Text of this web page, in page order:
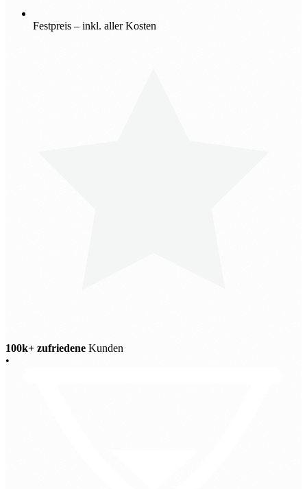
Festpreis – inkl. aller Kosten
100k+ zufriedene Kunden
•